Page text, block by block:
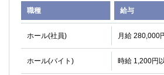
職種 給与
ホール(社員) 月給 280,000
ホール(バイト) 時給 1,200円
四谷
錦糸町南口
下北沢・経堂
金町（北口
成増駅徒歩3分の好立地！①JR埼京線
①歌舞伎町 ②新宿 ③西部新宿 ③